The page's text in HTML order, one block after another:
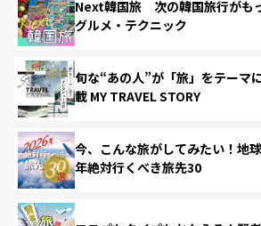
Next韓国旅 次の韓国旅行がも
グルメ・テクニック
旬な“あの人”が「旅」をテーマ
載 MY TRAVEL STORY
今、こんな旅がしてみたい！地
年絶対行くべき旅先30